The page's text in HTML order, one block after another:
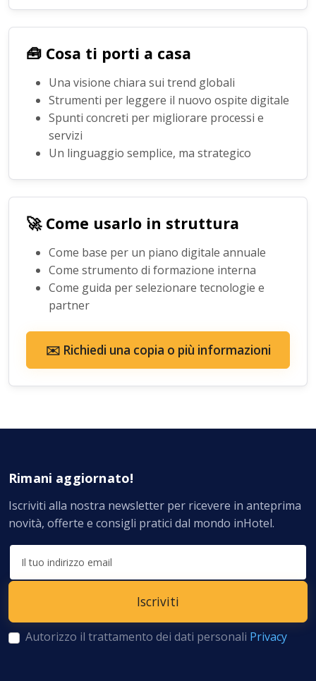
🧰 Cosa ti porti a casa
Una visione chiara sui trend globali
Strumenti per leggere il nuovo ospite digitale
Spunti concreti per migliorare processi e
servizi
Un linguaggio semplice, ma strategico
🚀 Come usarlo in struttura
Come base per un piano digitale annuale
Come strumento di formazione interna
Come guida per selezionare tecnologie e
partner
✉️ Richiedi una copia o più informazioni
Rimani aggiornato!
Iscriviti alla nostra newsletter per ricevere in anteprima
novità, offerte e consigli pratici dal mondo inHotel.
Autorizzo il trattamento dei dati personali Privacy